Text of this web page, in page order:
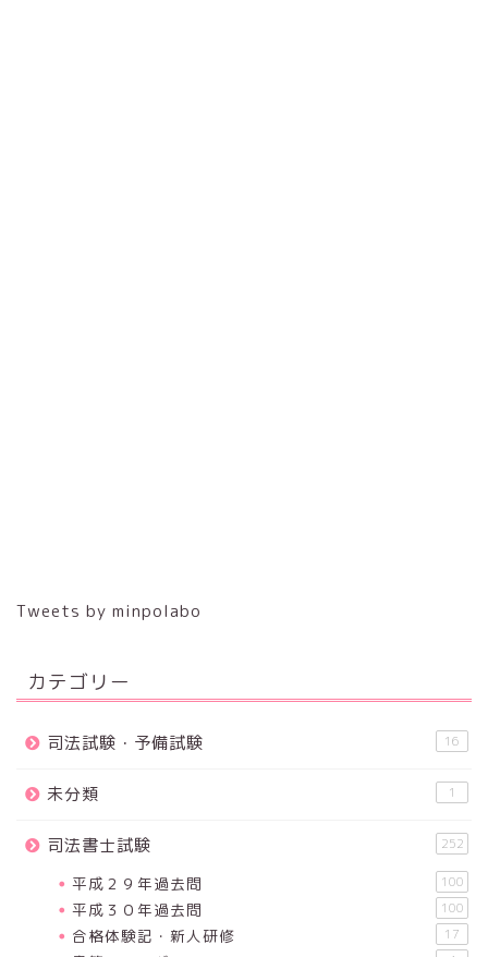
Tweets by minpolabo
カテゴリー
司法試験・予備試験 16
未分類 1
司法書士試験 252
平成２９年過去問 100
平成３０年過去問 100
合格体験記・新人研修 17